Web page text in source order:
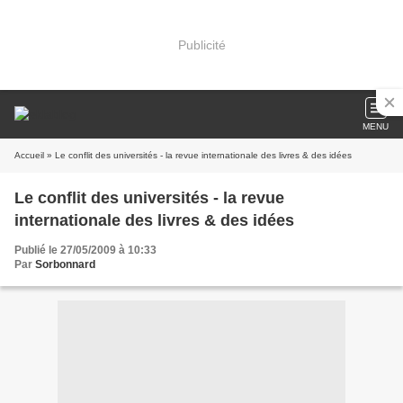
Publicité
MENU
Accueil » Le conflit des universités - la revue internationale des livres & des idées
Le conflit des universités - la revue
internationale des livres & des idées
Publié le 27/05/2009 à 10:33
Par Sorbonnard